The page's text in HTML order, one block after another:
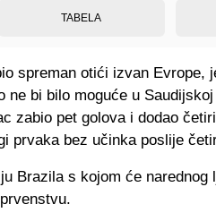
TABELA
spreman otići izvan Evrope,
ne bi bilo moguće u
zabio pet golova i dodao
prvaka bez učinka poslije
Brazila s kojom će narednog